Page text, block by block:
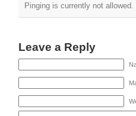
Pinging is currently not allowed.
Leave a Reply